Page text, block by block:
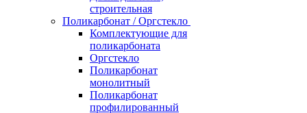
строительная
Поликарбонат / Оргстекло
Комплектующие для
поликарбоната
Оргстекло
Поликарбонат
монолитный
Поликарбонат
профилированный